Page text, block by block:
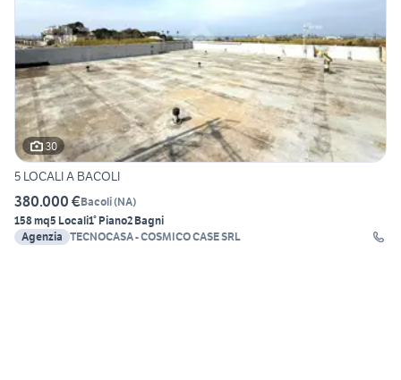
30
5 LOCALI A BACOLI
380.000 €Bacoli(NA)
158 mq5 Locali1° Piano2 Bagni
Agenzia TECNOCASA - COSMICO CASE SRL